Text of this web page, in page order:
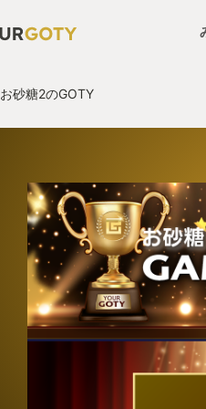
お砂糖2のGOTY